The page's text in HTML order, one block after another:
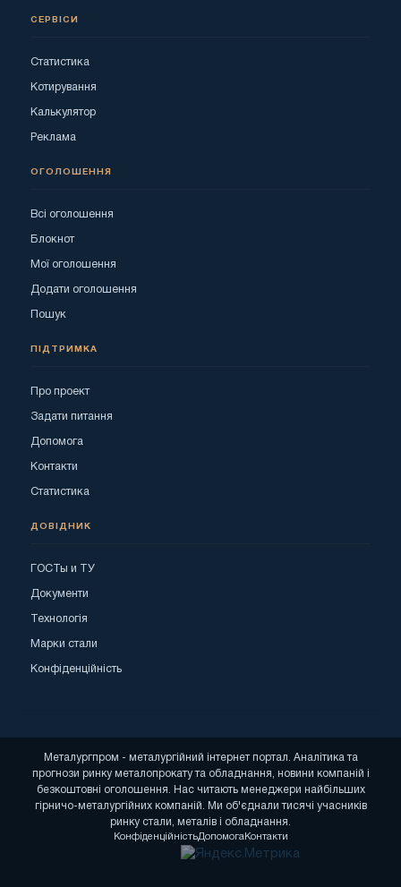
СЕРВІСИ
Статистика
Котирування
Калькулятор
Реклама
ОГОЛОШЕННЯ
Всі оголошення
Блокнот
Мої оголошення
Додати оголошення
Пошук
ПІДТРИМКА
Про проект
Задати питання
Допомога
Контакти
Статистика
ДОВІДНИК
ГОСТы и ТУ
Документи
Технологія
Марки стали
Конфіденційність
Металургпром - металургійний інтернет портал. Аналітика та
прогнози ринку металопрокату та обладнання, новини компаній і
безкоштовні оголошення. Нас читають менеджери найбільших
гірничо-металургійних компаній. Ми об'єднали тисячі учасників
ринку стали, металів і обладнання.
КонфіденційністьДопомога Контакти